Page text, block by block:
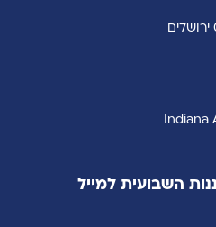
השבועית למייל